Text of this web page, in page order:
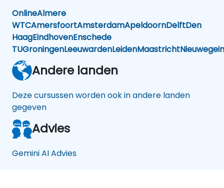
OnlineAlmere
WTCAmersfoortAmsterdamApeldoornDelftDen
HaagEindhovenEnschede
TUGroningenLeeuwardenLeidenMaastrichtNieuwegein
Andere landen
Deze cursussen worden ook in andere landen
gegeven
Advies
Gemini AI Advies